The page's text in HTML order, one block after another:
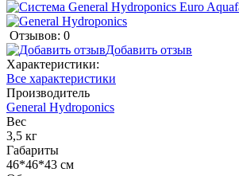
Отзывов: 0
Добавить отзыв
Характеристики:
Все характеристики
Производитель
General Hydroponics
Вес
3,5 кг
Габариты
46*46*43 см